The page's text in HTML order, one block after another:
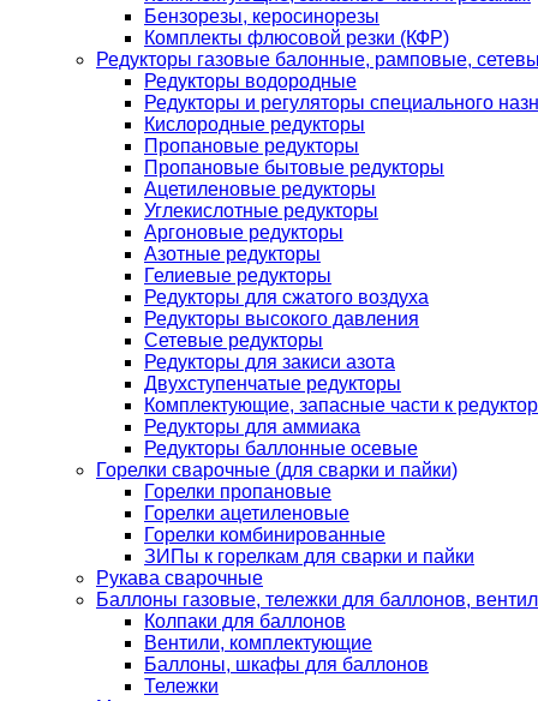
Бензорезы, керосинорезы
Комплекты флюсовой резки (КФР)
Редукторы газовые балонные, рамповые,
Редукторы водородные
Редукторы и регуляторы специального
Кислородные редукторы
Пропановые редукторы
Пропановые бытовые редукторы
Ацетиленовые редукторы
Углекислотные редукторы
Аргоновые редукторы
Азотные редукторы
Гелиевые редукторы
Редукторы для сжатого воздуха
Редукторы высокого давления
Сетевые редукторы
Редукторы для закиси азота
Двухступенчатые редукторы
Комплектующие, запасные части к
Редукторы для аммиака
Редукторы баллонные осевые
Горелки сварочные (для сварки и пайки)
Горелки пропановые
Горелки ацетиленовые
Горелки комбинированные
ЗИПы к горелкам для сварки и пайки
Рукава сварочные
Баллоны газовые, тележки для баллонов,
Колпаки для баллонов
Вентили, комплектующие
Баллоны, шкафы для баллонов
Тележки